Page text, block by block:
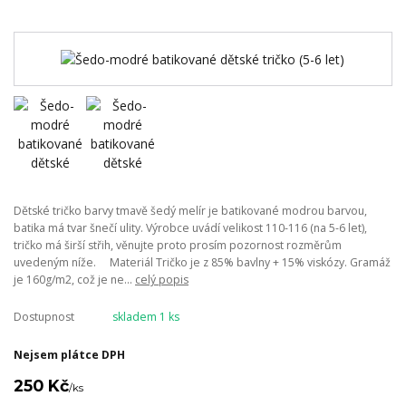
Dětské tričko barvy tmavě šedý melír je batikované modrou barvou,
batika má tvar šnečí ulity. Výrobce uvádí velikost 110-116 (na 5-6 let),
tričko má širší střih, věnujte proto prosím pozornost rozměrům
uvedeným níže. Materiál Tričko je z 85% bavlny + 15% viskózy. Gramáž
je 160g/m2, což je ne... celý popis
Dostupnost skladem 1 ks
Nejsem plátce DPH
250 Kč/ks